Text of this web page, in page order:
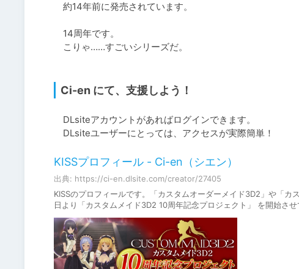
約14年前に発売されています。
14周年です。
こりゃ……すごいシリーズだ。
Ci-en にて、支援しよう！
DLsiteアカウントがあればログインできます。
DLsiteユーザーにとっては、アクセスが実際簡単！
KISSプロフィール - Ci-en（シエン）
出典: https://ci-en.dlsite.com/creator/27405
KISSのプロフィールです。「カスタムオーダーメイド3D2」や「
日より「カスタムメイド3D2 10周年記念プロジェクト」 を開始さ